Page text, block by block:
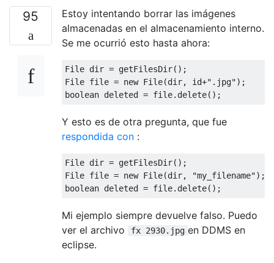
95
Estoy intentando borrar las imágenes
almacenadas en el almacenamiento interno.
Se me ocurrió esto hasta ahora:
File dir = getFilesDir();
File file = new File(dir, id+".jpg");
boolean deleted = file. delete();
Y esto es de otra pregunta, que fue
respondida con :
File dir = getFilesDir();
File file = new File(dir, "my_filename");
boolean deleted = file. delete();
Mi ejemplo siempre devuelve falso. Puedo
ver el archivo
fx 2930.jpg en DDMS en
eclipse.